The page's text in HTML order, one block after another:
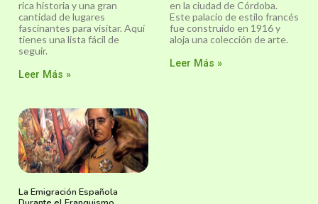
rica historia y una gran
cantidad de lugares
fascinantes para visitar. Aquí
tienes una lista fácil de
seguir.
Leer Más »
en la ciudad de Córdoba.
Este palacio de estilo francés
fue construido en 1916 y
aloja una colección de arte.
Leer Más »
La Emigración Española